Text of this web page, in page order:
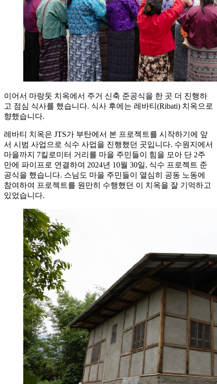
이어서 마랑둣 치옥에서 주거 신축 준공식을 한 곳 더 진행하
고 점심 식사를 했습니다. 식사 후에는 레바티(Ribati) 치옥으로
향했습니다.
레바티 치옥은 JTS가 부탄에서 본 프로젝트를 시작하기에 앞
서 시범 사업으로 식수 사업을 진행했던 곳입니다. 수원지에서
마을까지 7킬로미터 거리를 마을 주민들이 힘을 모아 단 2주
만에 파이프로 연결하여 2024년 10월 30일, 식수 프로젝트 준
공식을 했습니다. 스님도 마을 주민들이 열심히 공동 노동에
참여하여 프로젝트를 원만히 수행했던 이 치옥을 잘 기억하고
있었습니다.